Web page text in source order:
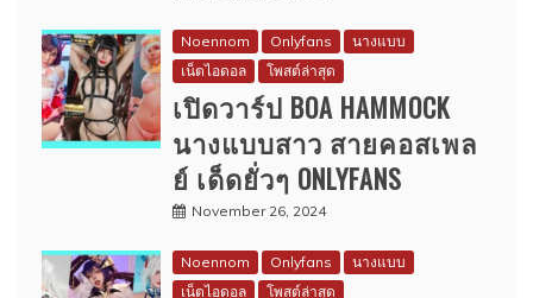
Noennom Onlyfans
นางแบบ
เน็ตไอดอล
โพสต์ล่าสุด
เปิดวาร์ป BOA HAMMOCK
นางแบบสาว สายคอสเพล
ย์ เด็ดยั่วๆ ONLYFANS
November 26, 2024
Noennom Onlyfans
นางแบบ
เน็ตไอดอล
โพสต์ล่าสุด